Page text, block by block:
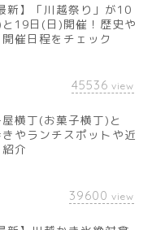
新】「川越祭り」が10
19日(日)開催！歴史や
催日程をチェック
45536 view
横丁(お菓子横丁)と
やランチスポットや近
介
39600 view